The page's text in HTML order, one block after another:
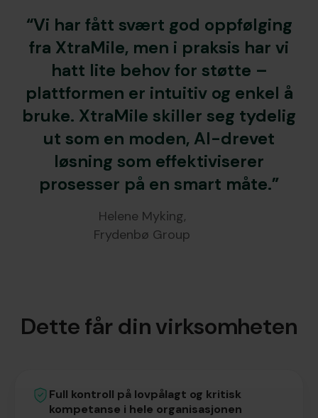
“Vi har fått svært god oppfølging
fra XtraMile, men i praksis har vi
hatt lite behov for støtte –
plattformen er intuitiv og enkel å
bruke. XtraMile skiller seg tydelig
ut som en moden, AI-drevet
løsning som effektiviserer
prosesser på en smart måte.”
Helene Myking,
Frydenbø Group
Dette får din virksomheten
Full kontroll på lovpålagt og kritisk
kompetanse i hele organisasjonen